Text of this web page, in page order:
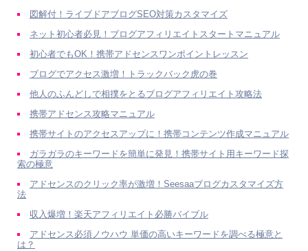
図解付！ライブドアブログSEO対策カスタマイズ
ネット初心者必見！ブログアフィリエイトスタートマニュアル
初心者でもOK！携帯アドセンスワンポイントレッスン
ブログでアクセス激増！トラックバック虎の巻
他人のふんどしで相撲をとるブログアフィリエイト攻略法
携帯アドセンス攻略マニュアル
携帯サイトのアクセスアップに！携帯コンテンツ作成マニュアル
ガラガラのキーワードを簡単に発見！携帯サイト用キーワード探
索の極意
アドセンスのクリック率が激増！Seesaaブログカスタマイズ方
法
収入爆増！楽天アフィリエイト必勝バイブル
アドセンス必須ノウハウ 単価の高いキーワードを調べる極意と
は？